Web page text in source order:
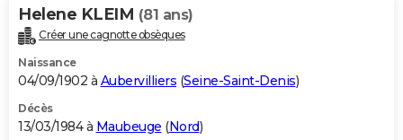
Helene KLEIM (81 ans)
Créer une cagnotte obsèques
Naissance
04/09/1902 à Aubervilliers (Seine-Saint-Denis)
Décès
13/03/1984 à Maubeuge (Nord)